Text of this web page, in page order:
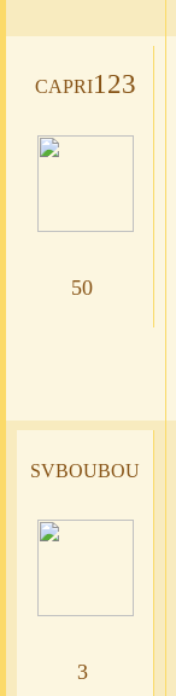
capri123
50
svboubou
3